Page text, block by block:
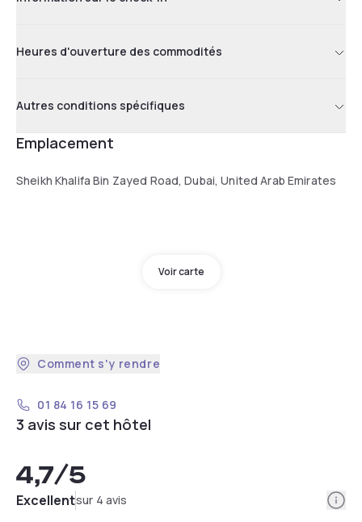
Heures d'ouverture des commodités
Autres conditions spécifiques
Emplacement
Sheikh Khalifa Bin Zayed Road, Dubai, United Arab Emirates
Voir carte
Comment s'y rendre
01 84 16 15 69
3 avis sur cet hôtel
4,7/5
Excellentsur 4 avis